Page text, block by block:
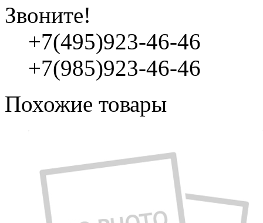
Звоните!
+7(495)923-46-46
+7(985)923-46-46
Похожие товары